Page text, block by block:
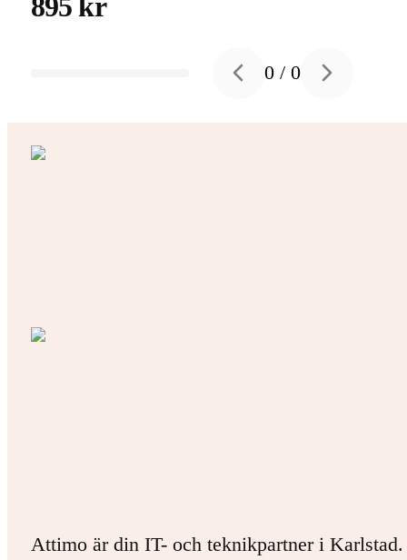
Previous slide
0 /0 Next slide
Attimo är din IT- och teknikpartner i Karlstad.